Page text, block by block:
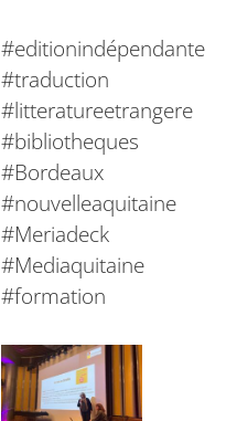
#editionindépendante
#traduction
#litteratureetrangere
#bibliotheques
#Bordeaux
#nouvelleaquitaine
#Meriadeck
#Mediaquitaine
#formation